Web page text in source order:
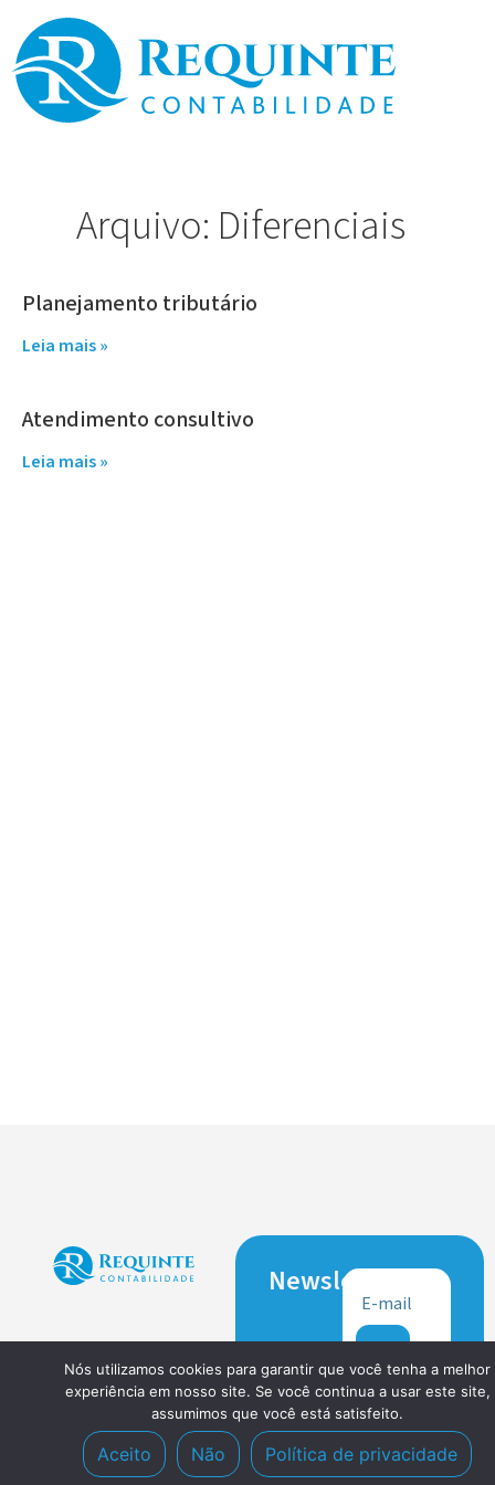
Arquivo: Diferenciais
Planejamento tributário
Leia mais »
Atendimento consultivo
Leia mais »
Newsletter
Explore Sobre nós Atendimento
Nós utilizamos cookies para garantir que você tenha a melhor
experiência em nosso site. Se você continua a usar este site,
assumimos que você está satisfeito.
Aceito Não Política de privacidade